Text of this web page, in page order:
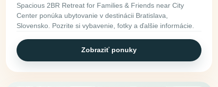
Spacious 2BR Retreat for Families & Friends near City
Center ponúka ubytovanie v destinácii Bratislava,
Slovensko. Pozrite si vybavenie, fotky a ďalšie informácie.
Zobraziť ponuky